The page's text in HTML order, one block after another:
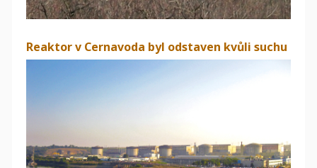
Reaktor v Cernavoda byl odstaven kvůli suchu